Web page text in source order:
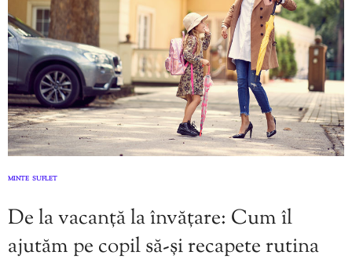
MINTE SUFLET
De la vacanță la învățare: Cum îl
ajutăm pe copil să-și recapete rutina